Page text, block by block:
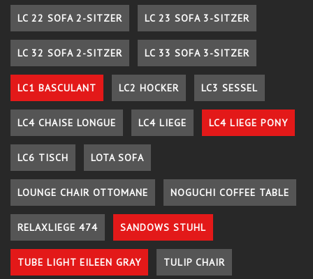
LC 22 SOFA 2-SITZER LC 23 SOFA 3-SITZER
LC 32 SOFA 2-SITZER LC 33 SOFA 3-SITZER
LC1 BASCULANT LC2 HOCKER LC3 SESSEL
LC4 CHAISE LONGUE LC4 LIEGE LC4 LIEGE PONY
LC6 TISCH LOTA SOFA
LOUNGE CHAIR OTTOMANE NOGUCHI COFFEE TABLE
RELAXLIEGE 474 SANDOWS STUHL
TUBE LIGHT EILEEN GRAY TULIP CHAIR